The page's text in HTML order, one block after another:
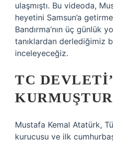
ulaşmıştı. Bu videoda,
heyetini Samsun’a
Bandırma’nın üç günlük
tanıklardan derlediğimiz
inceleyeceğiz.
TC
Mustafa Kemal Atatürk,
kurucusu ve ilk